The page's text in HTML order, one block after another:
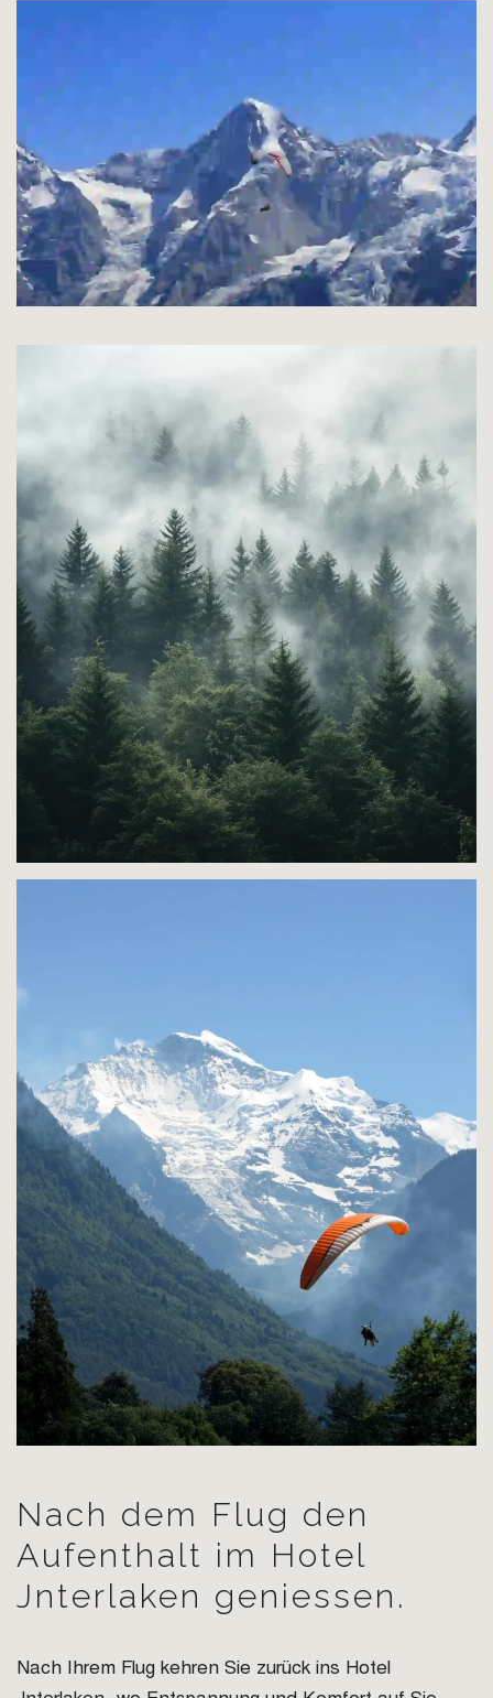
Nach dem Flug den
Aufenthalt im Hotel
Jnterlaken geniessen.
Nach Ihrem Flug kehren Sie zurück ins Hotel